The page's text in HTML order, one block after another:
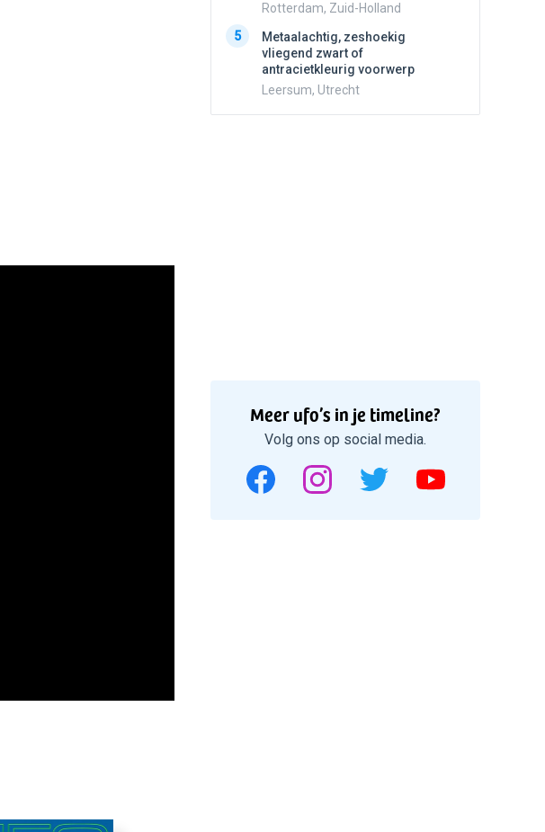
Rotterdam, Zuid-Holland
5
Metaalachtig, zeshoekig
vliegend zwart of
antracietkleurig voorwerp
Leersum, Utrecht
Meer ufo’s in je timeline?
Volg ons op social media.